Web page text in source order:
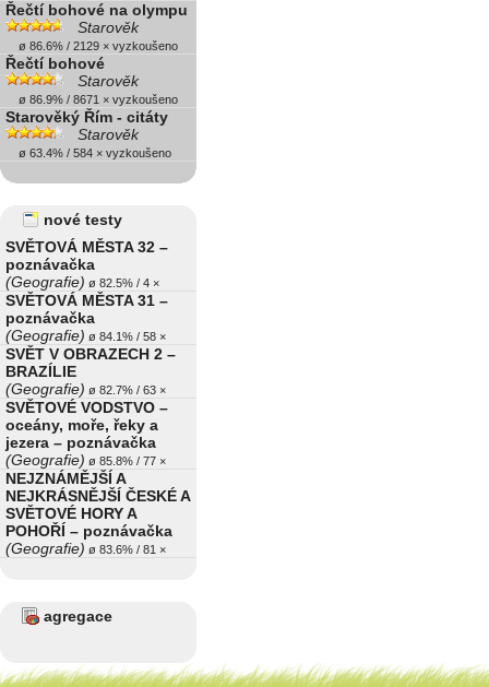
Řečtí bohové na olympu
Starověk
ø 86.6% / 2129 × vyzkoušeno
Řečtí bohové
Starověk
ø 86.9% / 8671 × vyzkoušeno
Starověký Řím - citáty
Starověk
ø 63.4% / 584 × vyzkoušeno
nové testy
SVĚTOVÁ MĚSTA 32 –
poznávačka
(Geografie) ø 82.5% / 4 ×
SVĚTOVÁ MĚSTA 31 –
poznávačka
(Geografie) ø 84.1% / 58 ×
SVĚT V OBRAZECH 2 –
BRAZÍLIE
(Geografie) ø 82.7% / 63 ×
SVĚTOVÉ VODSTVO –
oceány, moře, řeky a
jezera – poznávačka
(Geografie) ø 85.8% / 77 ×
NEJZNÁMĚJŠÍ A
NEJKRÁSNĚJŠÍ ČESKÉ A
SVĚTOVÉ HORY A
POHOŘÍ – poznávačka
(Geografie) ø 83.6% / 81 ×
agregace